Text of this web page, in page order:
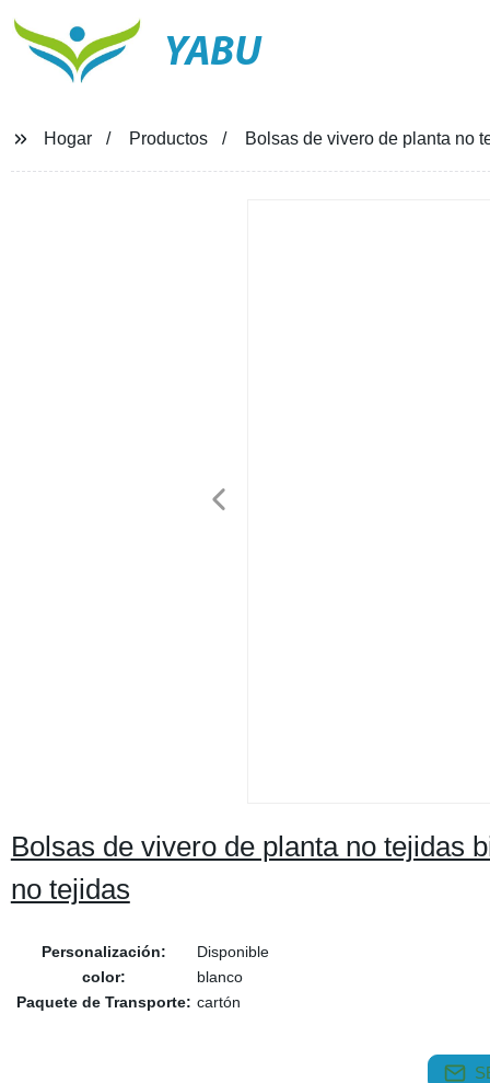
YABU
Hogar Productos Bolsas de vivero de planta no
Bolsas de vivero de planta no tejidas
no tejidas
Personalización:
Disponible
color:
blanco
Paquete de Transporte: cartón